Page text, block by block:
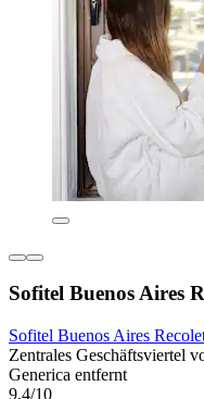
Sofitel Buenos Aires
Sofitel Buenos Aires
Zentrales Geschäftsviertel
Generica entfernt
9,4/10